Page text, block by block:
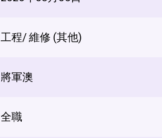
工程/ 維修 (其他)
將軍澳
全職